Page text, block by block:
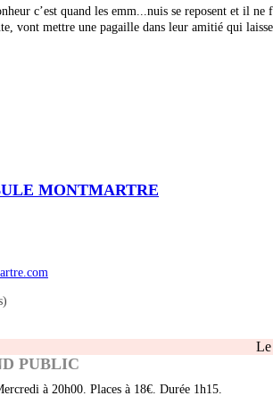
c’est quand les emm...nuis se reposent et il
vont mettre une pagaille dans leur amitié qui
MONTMARTRE
Le
PUBLIC
à 20h00. Places à 18€. Durée 1h15.